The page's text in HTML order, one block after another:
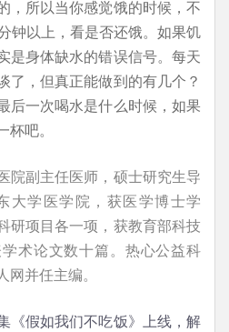
，所以当你感觉饿的时候，不
钟以上，看是否还饿。如果饥
是身体缺水的错误信号。每天
了，但真正能做到的有几个？
后一次喝水是什么时候，如果
吧。
院副主任医师，硕士研究生导
大学医学院，获医学博士学
研项目各一项，获教育部科技
术论文数十篇。热心公益科
并任主编。
《假如我们不吃饭》上线，解